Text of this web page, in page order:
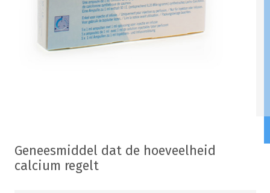
Geneesmiddel dat de hoeveelheid
calcium regelt